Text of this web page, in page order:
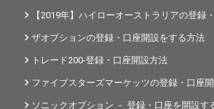
【2019年】ハイローオーストラリアの登録
ザオプションの登録・口座開設をする方法
トレード200-登録・口座開設方法
ファイブスターズマーケッツの登録・口座
ソニックオプション － 登録・口座を開設す